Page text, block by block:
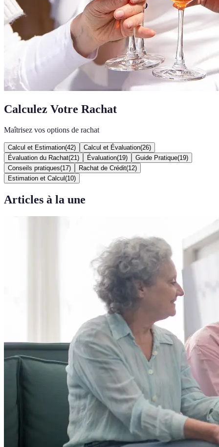
Calculez Votre Rachat
Maîtrisez vos options de rachat
Calcul et Estimation(42) Calcul et Évaluation(26)
Évaluation du Rachat(21 ) Évaluation(19) Guide Pratique(19)
Conseils pratiques(17) Rachat de Crédit(12)
Estimation et Calcul (10)
Articles à la une